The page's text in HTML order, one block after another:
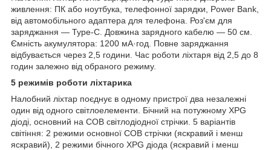
живлення: ПК або ноутбука, телефонної зарядки, Power Bank,
від автомобільного адаптера для телефона. Роз'єм для
заряджання — Type-C. Довжина зарядного кабелю — 50 см.
Ємність акумулятора: 1200 мА·год. Повне заряджання
відбувається через 2,5 години. Час роботи ліхтаря від 2,5 до 8
годин залежно від обраного режиму.
5 режимів роботи ліхтарика
Налобний ліхтар поєднує в одному пристрої два незалежні
один від одного світлоелементи. Бічний на потужному XPG
діоді, основний на COB світлодіодної стрічки. 5 варіантів
світіння: 2 режими основної COB стрічки (яскравий і менш
яскравий), 2 режими бічного XPG діода (яскравий і менш